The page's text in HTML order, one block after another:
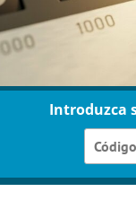
Introduzca